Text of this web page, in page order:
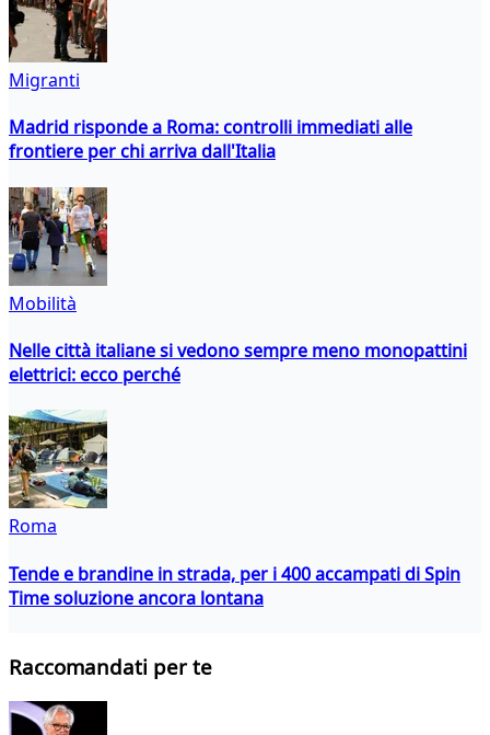
Migranti
Madrid risponde a Roma: controlli immediati alle
frontiere per chi arriva dall'Italia
Mobilità
Nelle città italiane si vedono sempre meno monopattini
elettrici: ecco perché
Roma
Tende e brandine in strada, per i 400 accampati di Spin
Time soluzione ancora lontana
Raccomandati per te